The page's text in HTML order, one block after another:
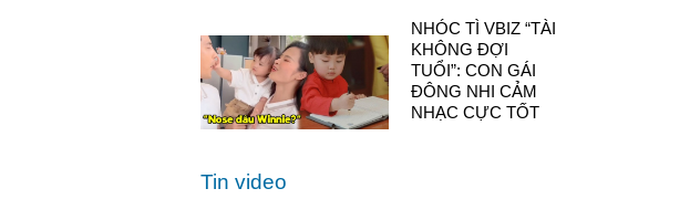
NHÓC TÌ VBIZ “TÀI
KHÔNG ĐỢI
TUỔI”: CON GÁI
ĐÔNG NHI CẢM
NHẠC CỰC TỐT
Tin video